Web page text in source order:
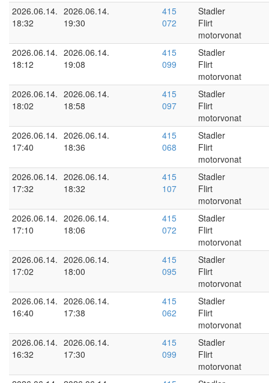
2026.06.14.
18:32
2026.06.14.
19:30
415
072
Stadler
Flirt
motorvonat
2026.06.14.
18:12
2026.06.14.
19:08
415
099
Stadler
Flirt
motorvonat
2026.06.14.
18:02
2026.06.14.
18:58
415
097
Stadler
Flirt
motorvonat
2026.06.14.
17:40
2026.06.14.
18:36
415
068
Stadler
Flirt
motorvonat
2026.06.14.
17:32
2026.06.14.
18:32
415
107
Stadler
Flirt
motorvonat
2026.06.14.
17:10
2026.06.14.
18:06
415
072
Stadler
Flirt
motorvonat
2026.06.14.
17:02
2026.06.14.
18:00
415
095
Stadler
Flirt
motorvonat
2026.06.14.
16:40
2026.06.14.
17:38
415
062
Stadler
Flirt
motorvonat
2026.06.14.
16:32
2026.06.14.
17:30
415
099
Stadler
Flirt
motorvonat